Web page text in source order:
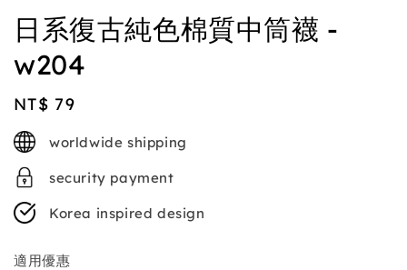
日系復古純色棉質中筒襪 -
w204
Regular
price
NT$ 79
worldwide shipping
security payment
Korea inspired design
適用優惠